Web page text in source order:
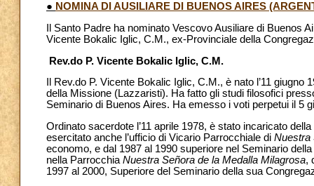
● NOMINA DI AUSILIARE DI BUENOS AIRES
Il Santo Padre ha nominato Vescovo Ausiliare di Buenos
Vicente Bokalic Iglic, C.M., ex-Provinciale della
Rev.do P. Vicente Bokalic Iglic, C.M.
Il Rev.do P. Vicente Bokalic Iglic, C.M., è nato l’11
della Missione (Lazzaristi). Ha fatto gli studi filosofici
Seminario di Buenos Aires. Ha emesso i voti perpetui il 5
Ordinato sacerdote l’11 aprile 1978, è stato incaricato
esercitato anche l’ufficio di Vicario Parrocchiale di Nuestra
economo, e dal 1987 al 1990 superiore nel Seminario
nella Parrocchia Nuestra Señora de la Medalla Milagrosa,
1997 al 2000, Superiore del Seminario della sua